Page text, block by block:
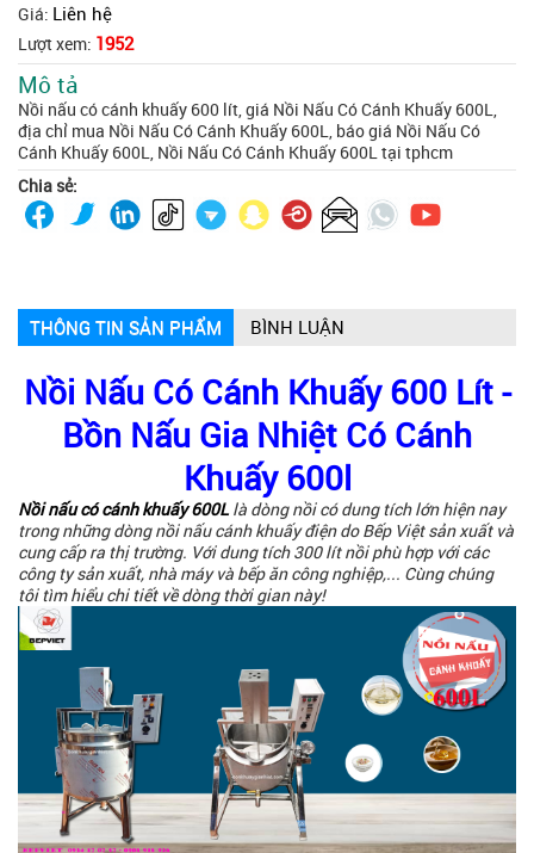
Giá: Liên hệ
Lượt xem: 1952
Mô tả
Nồi nấu có cánh khuấy 600 lít, giá Nồi Nấu Có Cánh Khuấy 600L,
địa chỉ mua Nồi Nấu Có Cánh Khuấy 600L, báo giá Nồi Nấu Có
Cánh Khuấy 600L, Nồi Nấu Có Cánh Khuấy 600L tại tphcm
Chia sẻ:
THÔNG TIN SẢN PHẨM BÌNH LUẬN
Nồi Nấu Có Cánh Khuấy 600 Lít -
Bồn Nấu Gia Nhiệt Có Cánh
Khuấy 600l
Nồi nấu có cánh khuấy 600L là dòng nồi có dung tích lớn hiện nay
trong những dòng nồi nấu cánh khuấy điện do Bếp Việt sản xuất và
cung cấp ra thị trường. Với dung tích 300 lít nồi phù hợp với các
công ty sản xuất, nhà máy và bếp ăn công nghiệp,... Cùng chúng
tôi tìm hiểu chi tiết về dòng thời gian này!